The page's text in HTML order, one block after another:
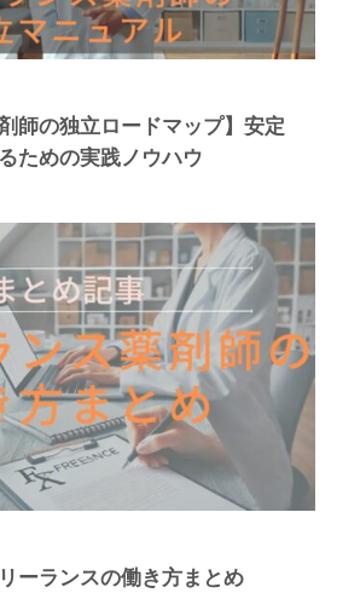
師の独立ロードマップ】安定
ための実践ノウハウ
ーランスの働き方まとめ